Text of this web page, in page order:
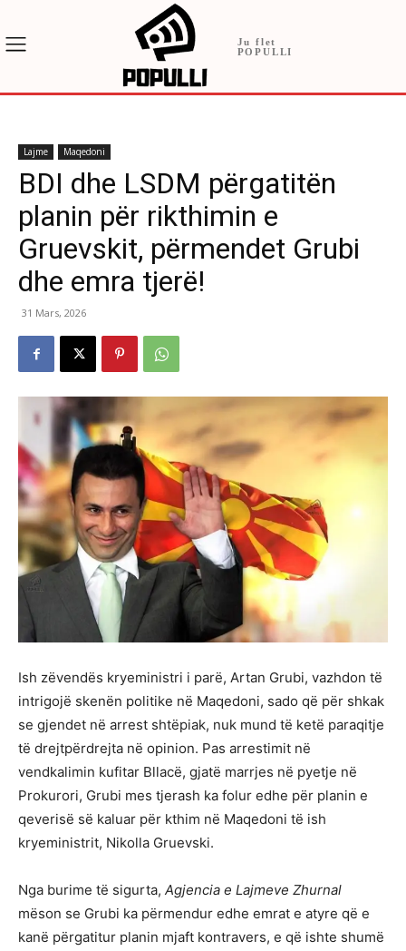
Ju flet
POPULLI
Lajme Maqedoni
BDI dhe LSDM përgatitën
planin për rikthimin e
Gruevskit, përmendet Grubi
dhe emra tjerë!
31 Mars, 2026
Ish zëvendës kryeministri i parë, Artan Grubi, vazhdon të
intrigojë skenën politike në Maqedoni, sado që për shkak
se gjendet në arrest shtëpiak, nuk mund të ketë paraqitje
të drejtpërdrejta në opinion. Pas arrestimit në
vendkalimin kufitar Bllacë, gjatë marrjes në pyetje në
Prokurori, Grubi mes tjerash ka folur edhe për planin e
qeverisë së kaluar për kthim në Maqedoni të ish
kryeministrit, Nikolla Gruevski.
Nga burime të sigurta, Agjencia e Lajmeve Zhurnal
mëson se Grubi ka përmendur edhe emrat e atyre që e
kanë përgatitur planin mjaft kontravers, e që ishte shumë